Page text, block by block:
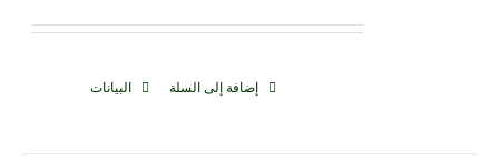
إضافة إلى السلة البيانات